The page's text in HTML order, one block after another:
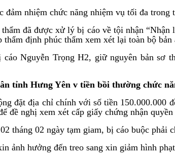
nhiệm chức năng nhiệm vụ tối đa trong
đã được xử lý bị cáo về tội nhận
định phúc thẩm xem xét lại toàn bộ
cáo Nguyễn Trọng H2, giữ nguyên bản
tỉnh Hưng Yên v tiền bồi thường chức
đặt địa chỉ chính với số tiền 150.000.000
nghị xem xét cấp giấy chứng nhận
tháng 02 ngày tạm giam, bị cáo buộc phải
ảnh hưởng đến treo sang xin giảm hình